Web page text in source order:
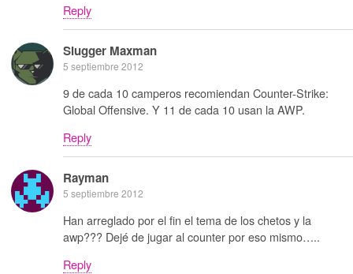
Reply
Slugger Maxman
5 septiembre 2012
9 de cada 10 camperos recomiendan Counter-Strike:
Global Offensive. Y 11 de cada 10 usan la AWP.
Reply
Rayman
5 septiembre 2012
Han arreglado por el fin el tema de los chetos y la
awp??? Dejé de jugar al counter por eso mismo…..
Reply